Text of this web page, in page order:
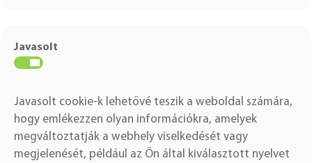
Javasolt
Javasolt cookie-k lehetővé teszik a weboldal számára,
hogy emlékezzen olyan információkra, amelyek
megváltoztatják a webhely viselkedését vagy
megjelenését, például az Ön által kiválasztott nyelvet